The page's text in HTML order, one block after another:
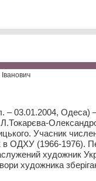
– 03.01.2004, Одеса)
Учасник
ОДХУ (1966-1976).
художник
художника